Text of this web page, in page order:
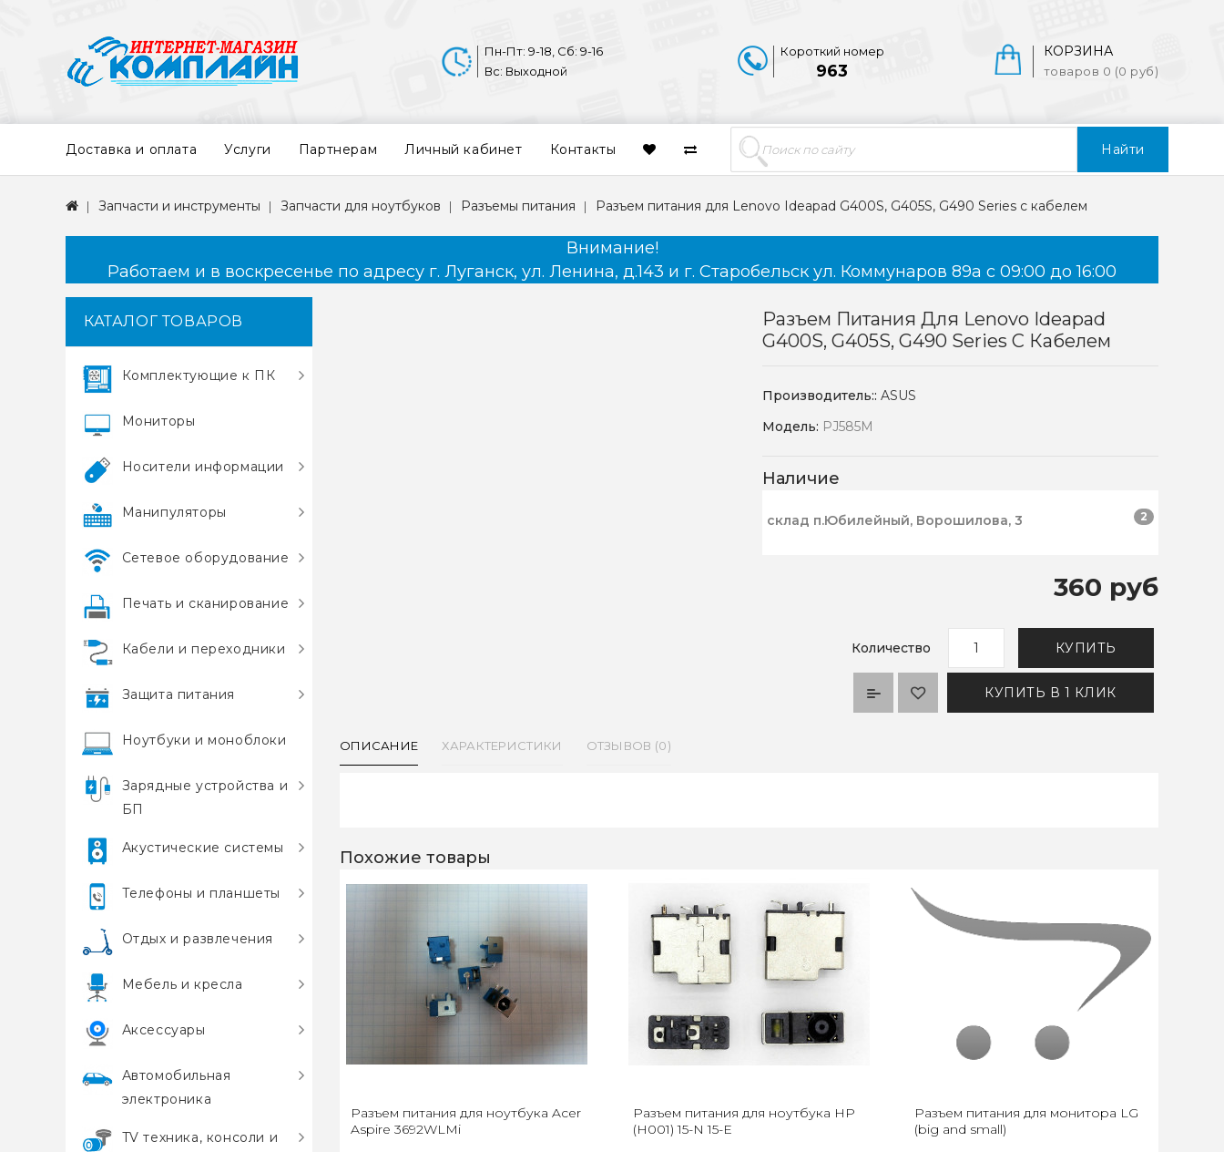
Найти
КОРЗИНА
товаров 0 (0 руб)
Короткий номер
963
Пн-Пт: 9-18, Сб: 9-16
Вс: Выходной
Доставка и оплата Услуги Партнерам Личный кабинет Контакты
Запчасти и инструменты Запчасти для ноутбуков Разъемы питания Разъем питания для Lenovo Ideapad G400S, G405S, G490 Series с кабелем
Внимание!
Работаем и в воскресенье по адресу г. Луганск, ул. Ленина, д.143 и г. Старобельск ул. Коммунаров 89а с 09:00 до 16:00
КАТАЛОГ ТОВАРОВ
Комплектующие к ПК
Мониторы
Носители информации
Манипуляторы
Сетевое оборудование
Печать и сканирование
Кабели и переходники
Защита питания
Ноутбуки и моноблоки
Зарядные устройства и
БП
Акустические системы
Телефоны и планшеты
Отдых и развлечения
Мебель и кресла
Аксессуары
Автомобильная
электроника
TV техника, консоли и
Разъем Питания Для Lenovo Ideapad
G400S, G405S, G490 Series С Кабелем
Производитель::ASUS
Модель: PJ585M
Наличие
склад п.Юбилейный, Ворошилова, 3 2
360 руб
Количество КУПИТЬ
КУПИТЬ В 1 КЛИК
ОПИСАНИЕ ХАРАКТЕРИСТИКИ ОТЗЫВОВ (0)
Похожие товары
Разъем питания для ноутбука Acer
Aspire 3692WLMi
Разъем питания для ноутбука HP
(H001) 15-N 15-E
Разъем питания для монитора LG
(big and small)